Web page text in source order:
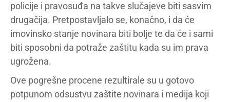
policije i pravosuđa na takve slučajeve biti sasvim
drugačija. Pretpostavljalo se, konačno, i da će
imovinsko stanje novinara biti bolje te da će i sami
biti sposobni da potraže zaštitu kada su im prava
ugrožena.
Ove pogrešne procene rezultirale su u gotovo
potpunom odsustvu zaštite novinara i medija koji